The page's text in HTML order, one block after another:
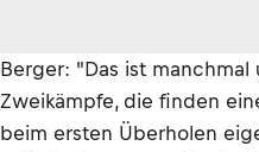
Berger: "Das ist manchmal
Zweikämpfe, die finden
beim ersten Überholen